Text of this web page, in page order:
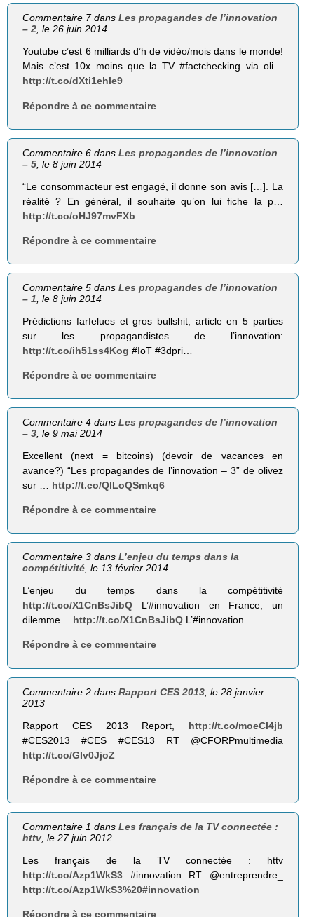
Commentaire 7 dansLes propagandes de l’innovation
– 2, le 26 juin 2014
Youtube c’est 6 milliards d’h de vidéo/mois dans le monde!
Mais..c’est 10x moins que la TV #factchecking via oli…
http://t.co/dXti1ehle9
Répondre à ce commentaire
Commentaire 6 dansLes propagandes de l’innovation
– 5 , le 8 juin 2014
“Le consommacteur est engagé, il donne son avis […]. La
réalité ? En général, il souhaite qu’on lui fiche la p…
http://t.co/oHJ97mvFXb
Répondre à ce commentaire
Commentaire 5 dansLes propagandes de l’innovation
– 1 , le 8 juin 2014
Prédictions farfelues et gros bullshit, article en 5 parties
sur les propagandistes de l’innovation:
http://t.co/ih51ss4Kog #IoT #3dpri…
Répondre à ce commentaire
Commentaire 4 dansLes propagandes de l’innovation
– 3 , le 9 mai 2014
Excellent (next = bitcoins) (devoir de vacances en
avance?) “Les propagandes de l’innovation – 3” de olivez
sur … http://t.co/QlLoQSmkq6
Répondre à ce commentaire
Commentaire 3 dansL’enjeu du temps dans la
compétitivité, le 13 février 2014
L’enjeu du temps dans la compétitivité
http://t.co/X1CnBsJibQ L’#innovation en France, un
dilemme… http://t.co/X1CnBsJibQ L’#innovation…
Répondre à ce commentaire
Commentaire 2 dansRapport CES 2013 , le 28 janvier
2013
Rapport CES 2013 Report, http://t.co/moeCl4jb
#CES2013 #CES #CES13 RT @CFORPmultimedia
http://t.co/GIv0JjoZ
Répondre à ce commentaire
Commentaire 1 dansLes français de la TV connectée :
httv, le 27 juin 2012
Les français de la TV connectée : httv
http://t.co/Azp1WkS3 #innovation RT @entreprendre_
http://t.co/Azp1WkS3%20#innovation
Répondre à ce commentaire